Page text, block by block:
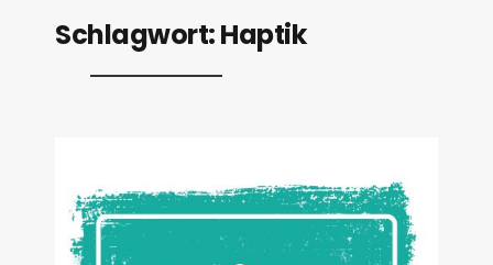
Schlagwort:Haptik